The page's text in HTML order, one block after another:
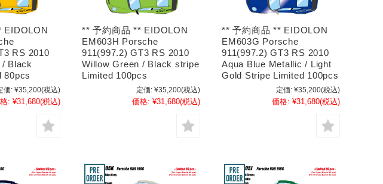
EIDOLON
RS 2010
/ Black
80pcs
価: ¥35,200(税込)
: ¥31,680(税込)
** 予約商品 ** EIDOLON
EM603H Porsche
911(997.2) GT3 RS 2010
Willow Green / Black stripe
Limited 100pcs
定価: ¥35,200(税込)
価格: ¥31,680(税込)
** 予約商品 ** EIDOLON
EM603G Porsche
911(997.2) GT3 RS 2010
Aqua Blue Metallic / Light
Gold Stripe Limited 100pcs
定価: ¥35,200(税込)
価格: ¥31,680(税込)